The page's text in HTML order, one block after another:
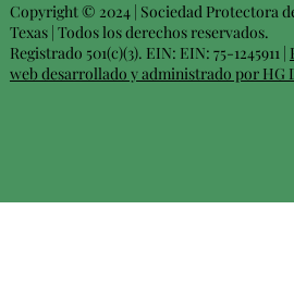
Copyright © 2024 | Sociedad Protectora
Texas | Todos los derechos reservados.
Registrado 501(c)(3). EIN: EIN: 75-1245911 |
web desarrollado y administrado por HG